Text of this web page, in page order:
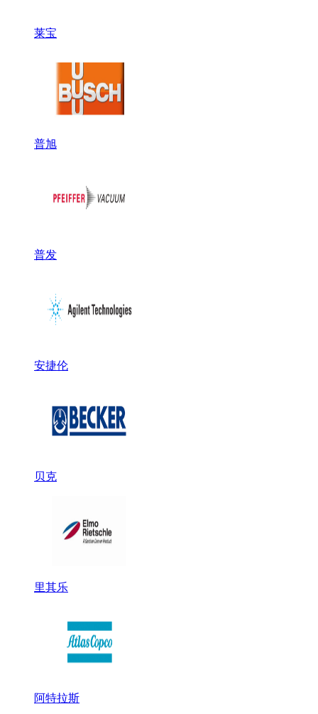
莱宝
普旭
普发
安捷伦
贝克
里其乐
阿特拉斯